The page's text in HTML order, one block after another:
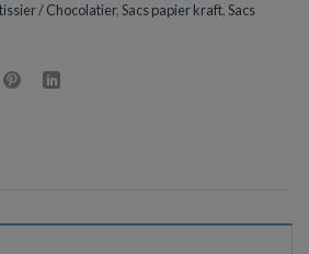
/ Chocolatier,Sacs papier kraft,Sacs